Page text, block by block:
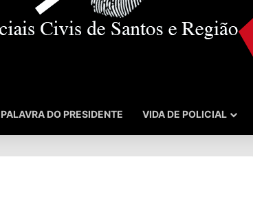
PALAVRA DO PRESIDENTE VIDA DE POLICIAL